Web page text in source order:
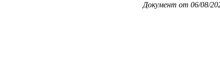
Документ от 06/08/